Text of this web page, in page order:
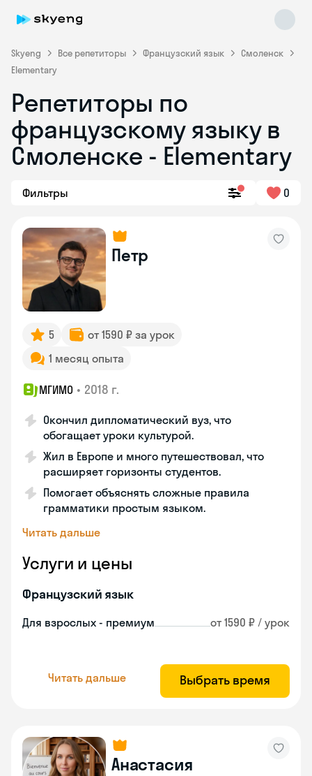
Skyeng Все репетиторы Французский язык
Смоленск
Elementary
Репетиторы по
французскому языку в
Смоленске - Elementary
Фильтры 0
Петр
5
от 1590 ₽ за урок
1 месяц опыта
МГИМО • 2018 г.
Окончил дипломатический вуз, что
обогащает уроки культурой.
Жил в Европе и много путешествовал, что
расширяет горизонты студентов.
Помогает объяснять сложные правила
грамматики простым языком.
Читать дальше
Услуги и цены
Французский язык
Для взрослых - премиум от 1590 ₽ / урок
Читать дальше Выбрать время
Анастасия
online